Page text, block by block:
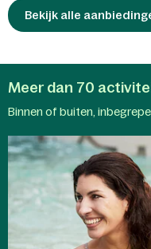
landschap. Met deNature
Appverandert elke stap
natuurlijke wonderen van
Bekijk alle
Meer dan 70
Binnen of buiten,
Aqua